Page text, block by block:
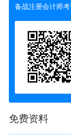
备战注册会计师
免费资料